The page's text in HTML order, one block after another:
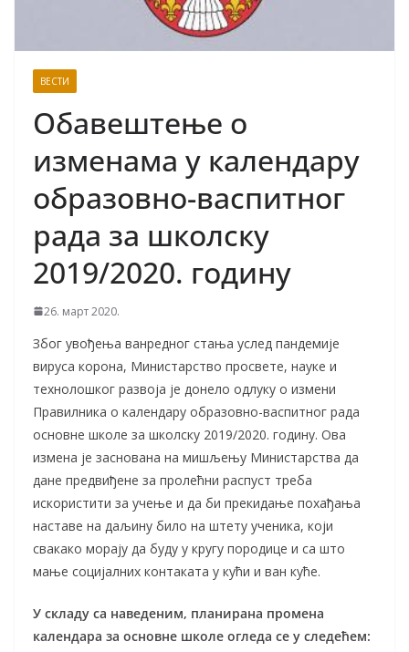
ВЕСТИ
Обавештење о
изменама у календару
образовно-васпитног
рада за школску
2019/2020. годину
26. март 2020.
Због увођења ванредног стања услед пандемије
вируса корона, Министарство просвете, науке и
технолошког развоја је донело одлуку о измени
Правилника о календару образовно-васпитног рада
основне школе за школску 2019/2020. годину. Ова
измена је заснована на мишљењу Министарства да
дане предвиђене за пролећни распуст треба
искористити за учење и да би прекидање похађања
наставе на даљину било на штету ученика, који
свакако морају да буду у кругу породице и са што
мање социјалних контаката у кући и ван куће.
У складу са наведеним, планирана промена
календара за основне школе огледа се у следећем: